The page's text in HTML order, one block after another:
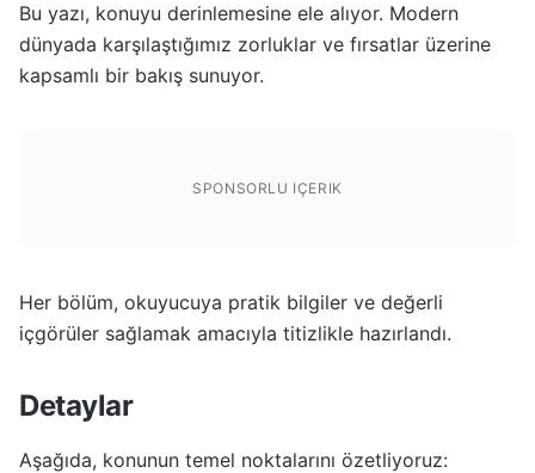
Bu yazı, konuyu derinlemesine ele alıyor. Modern
dünyada karşılaştığımız zorluklar ve fırsatlar üzerine
kapsamlı bir bakış sunuyor.
SPONSORLU IÇERIK
Her bölüm, okuyucuya pratik bilgiler ve değerli
içgörüler sağlamak amacıyla titizlikle hazırlandı.
Detaylar
Aşağıda, konunun temel noktalarını özetliyoruz: